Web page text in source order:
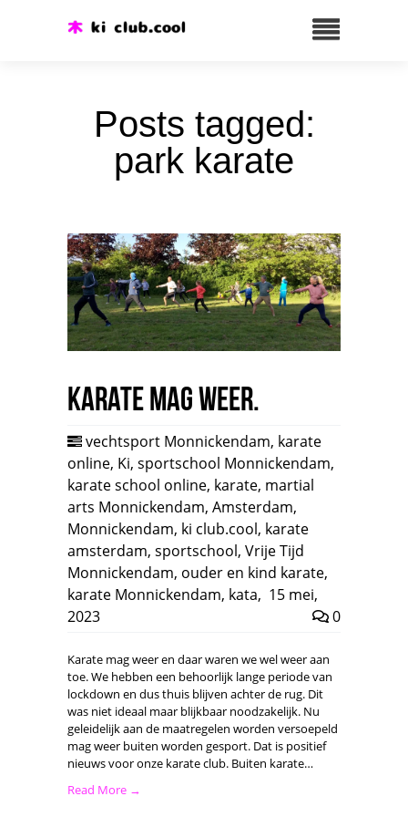
Posts tagged:
park karate
Karate mag weer.
vechtsport Monnickendam, karate
online, Ki, sportschool Monnickendam,
karate school online, karate, martial
arts Monnickendam, Amsterdam,
Monnickendam, ki club.cool, karate
amsterdam, sportschool, Vrije Tijd
Monnickendam, ouder en kind karate,
karate Monnickendam, kata, 15 mei,
2023
0
Karate mag weer en daar waren we wel weer aan
toe. We hebben een behoorlijk lange periode van
lockdown en dus thuis blijven achter de rug. Dit
was niet ideaal maar blijkbaar noodzakelijk. Nu
geleidelijk aan de maatregelen worden versoepeld
mag weer buiten worden gesport. Dat is positief
nieuws voor onze karate club. Buiten karate…
Read More →